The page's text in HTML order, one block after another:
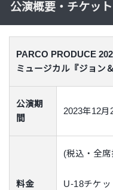
公演概要・チケット
PARCO PRODUCE
ミュージカル『ジョン
公演期
間
2023年12月
料金
(税込・全席
U-18チケ